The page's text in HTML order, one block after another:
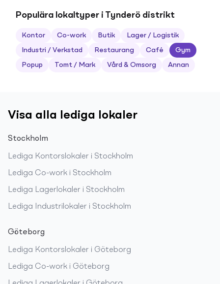
Populära lokaltyper i Tynderö distrikt
Kontor Co-work Butik Lager / Logistik
Industri / Verkstad Restaurang Café Gym
Popup Tomt / Mark Vård & Omsorg Annan
Visa alla lediga lokaler
Stockholm
Lediga Kontorslokaler i Stockholm
Lediga Co-work i Stockholm
Lediga Lagerlokaler i Stockholm
Lediga Industrilokaler i Stockholm
Göteborg
Lediga Kontorslokaler i Göteborg
Lediga Co-work i Göteborg